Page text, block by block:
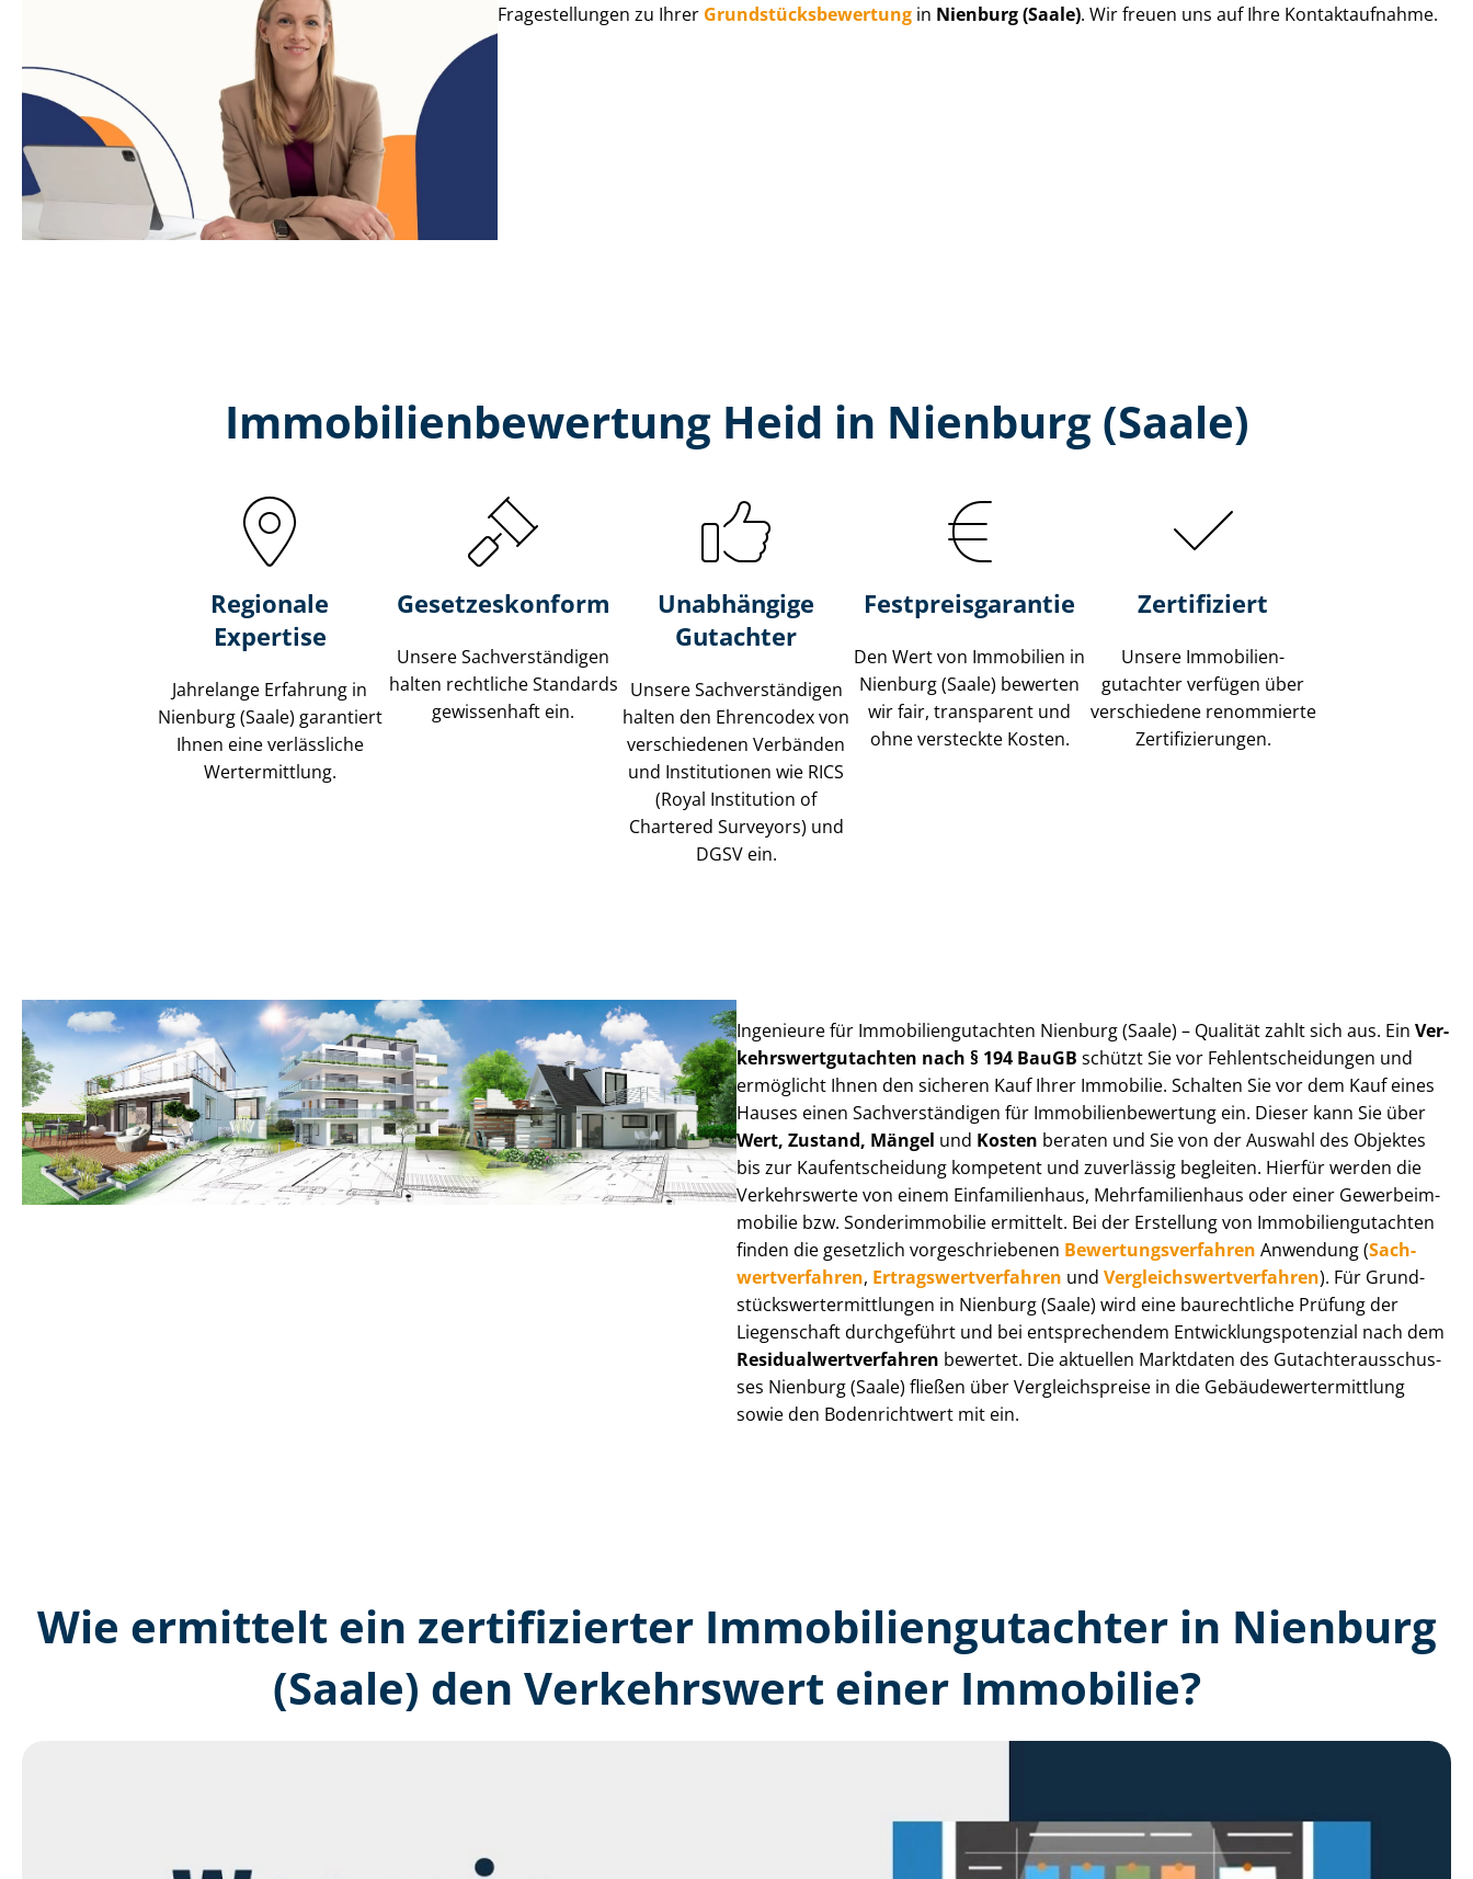
Fragestellungen zu Ihrer Grund­stücks­be­wer­tung in Nienburg (Saale). Wir freuen uns auf Ihre Kontaktaufnahme.
Immobilien­bewertung Heid in Nienburg (Saale)
Regionale
Expertise
Jahrelange Erfahrung in
Nienburg (Saale) garantiert
Ihnen eine verlässliche
Wertermittlung.
Gesetzes­konform
Unsere Sach­ver­stän­di­gen
halten rechtliche Standards
gewissenhaft ein.
Unabhängige
Gutachter
Unsere Sach­ver­stän­di­gen
halten den Ehrencodex von
verschiedenen Verbänden
und Institutionen wie RICS
(Royal Institution of
Chartered Surveyors) und
DGSV ein.
Festpreis​garantie
Den Wert von Immobilien in
Nienburg (Saale) bewerten
wir fair, transparent und
ohne versteckte Kosten.
Zertifiziert
Unsere Immobilien­
gutachter verfügen über
verschiedene renommierte
Zer­ti­fi­zie­run­gen.
Ingenieure für Im­mo­bi­li­en­gut­ach­ten Nienburg (Saale) – Qualität zahlt sich aus. Ein Ver­
kehrs­wert­gut­ach­ten nach § 194 BauGB schützt Sie vor Fehl­ent­schei­dun­gen und
ermöglicht Ihnen den sicheren Kauf Ihrer Immobilie. Schalten Sie vor dem Kauf eines
Hauses einen Sach­ver­stän­di­gen für Im­mo­bi­li­en­be­wer­tung ein. Dieser kann Sie über
Wert, Zustand, Mängel und Kosten beraten und Sie von der Auswahl des Objektes
bis zur Kauf­ent­schei­dung kompetent und zuverlässig begleiten. Hierfür werden die
Verkehrswerte von einem Einfamilienhaus, Mehr­fa­mi­li­en­haus oder einer Ge­wer­be­im­
mo­bi­lie bzw. Sonderimmobilie ermittelt. Bei der Erstellung von Im­mo­bi­li­en­gut­ach­ten
finden die gesetzlich vor­ge­schrie­be­nen Be­wer­tungs­ver­fah­ren Anwendung (Sach­
wert­ver­fah­ren, Er­trags­wert­ver­fah­ren und Ver­gleichs­wert­ver­fah­ren). Für Grund­
stücks­wert­ermitt­lun­gen in Nienburg (Saale) wird eine baurechtliche Prüfung der
Liegenschaft durchgeführt und bei entsprechendem Ent­wick­lungs­po­ten­zi­al nach dem
Re­si­du­al­wert­ver­fah­ren bewertet. Die aktuellen Marktdaten des Gut­ach­ter­aus­schus­
ses Nienburg (Saale) fließen über Ver­gleichs­prei­se in die Ge­bäu­de­wert­ermitt­lung
sowie den Bodenrichtwert mit ein.
Wie ermittelt ein zertifizierter Immobilien­gutachter in Nienburg
(Saale) den Verkehrswert einer Immobilie?